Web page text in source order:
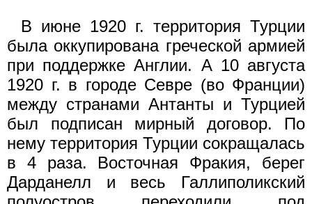
В июне 1920 г. территория Турции
была оккупирована греческой армией
при поддержке Англии. А 10 августа
1920 г. в городе Севре (во Франции)
между странами Антанты и Турцией
был подписан мирный договор. По
нему территория Турции сокращалась
в 4 раза. Восточная Фракия, берег
Дарданелл и весь Галлиполикский